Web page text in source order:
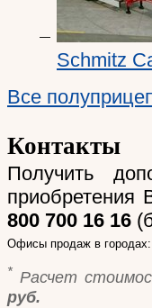
Schmitz
Все
Контакты
Получить
800 700 16 16
Офисы продаж в
* Расчет
руб.